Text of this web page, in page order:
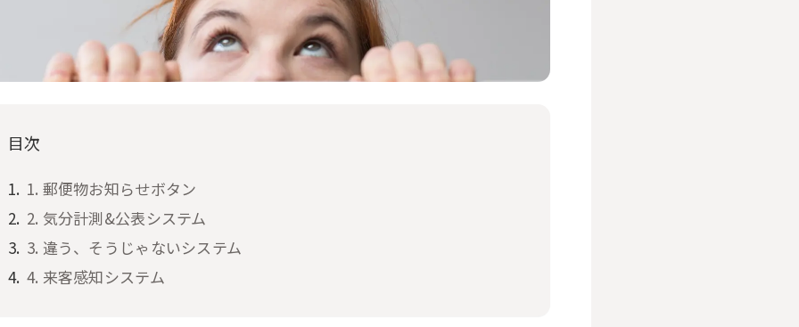
目次
1. 郵便物お知らせボタン
2. 気分計測&公表システム
3. 違う、そうじゃないシステム
4. 来客感知システム